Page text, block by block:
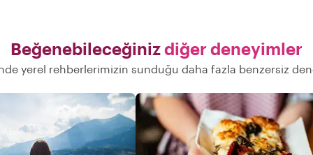
Beğenebileceğinizdiğer deneyimler
yerel rehberlerimizin sunduğu daha fazla benzersiz